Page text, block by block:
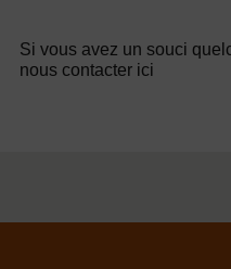
Si vous avez un souci
nous contacter ici